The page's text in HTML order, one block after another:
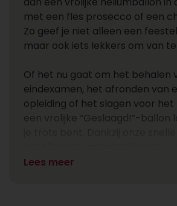
met een fles prosecco of een
Zo geef je niet alleen een
maar ook iets lekkers om van
Of het nu gaat om het behalen
eindexamen, het afronden van
opleiding of het slagen voor het
een vrolijke “Geslaagd!”-ballon
de rest.
Lees meer